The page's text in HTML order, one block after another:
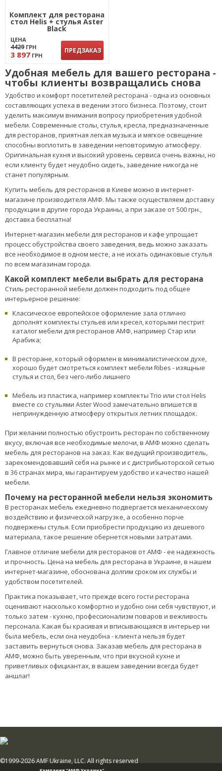
Комплект для ресторана
стол Helis + стулья Aster
Black
ЦЕНА
4429 ГРН
3 897 ГРН
ПРЕДЗАКАЗ
Удобная мебель для вашего ресторана -
чтобы клиенты возвращались снова
Удобство и комфорт посетителей ресторана - одна из основных
составляющих успеха в ведении этого бизнеса. Поэтому, стоит
уделить максимум внимания вопросу приобретения удобной
мебели. Современные столы, стулья, кресла, предназначенные
для ресторанов, приятная легкая музыка и мягкое освещение
способны воплотить в заведении неповторимую атмосферу.
Оригинальная кухня и высокий уровень сервиса очень важны, но
если клиенту будет неудобно сидеть, заведение никогда не
станет популярным.
Купить мебель для ресторанов в Киеве можно в интернет-
магазине производителя АМФ. Мы также осуществляем доставку
продукции в другие города Украины, а при заказе от 500 грн.,
доставка бесплатна!
Интернет-магазин мебели для ресторанов и кафе упрощает
процесс обустройства своего заведения, ведь можно заказать
все необходимое в одном месте, а не искать одинаковые стулья
по всем магазинам города.
Какой комплект мебели выбрать для ресторана
Стиль ресторанной мебели должен подходить под общее
интерьерное решение:
Классическое европейское оформление зала отлично
дополнят комплекты стульев или кресел, которыми пестрит
каталог мебели для ресторанов АМФ, например Стар или
Арабика;
В ресторане, который оформлен в минималистическом духе,
хорошо будет смотреться комплект мебели Ribes - изящные
стулья и стол, без чего-либо лишнего
Мебель из пластика, например комплекты Trio или стол Helis
вместе со стульями Aster Wood замечательно впишется в
непринужденную атмосферу открытых летних площадок.
При желании полностью обустроить ресторан по собственному
вкусу, включая все необходимые мелочи, в АМФ можно сделать
мебель для ресторанов на заказ. Как ведущий производитель,
зарекомендовавший себя на рынке и с дистрибьюторской сетью
в 36 странах мира, мы гарантируем удобство и качество нашей
мебели.
Почему на ресторанной мебели нельзя экономить
В ресторанах мебель ежедневно подвергается механическому
воздействию и физической нагрузке, а особенно порче
подвержены стулья. Если приобрести продукцию из дешевого
материала, такое решение обернется новыми затратами.
Главное отличие мебели для ресторанов от АМФ - ее надежность
и прочность. Цена на мебель для ресторана в Украине, в нашем
интернет-магазине, обоснована долгим сроком их службы и
удобством посетителей.
Практика показывает, что прежде всего гости ресторана
оценивают насколько комфортно и удобно они себя чувствуют, и
только затем - кухню, профессионализм поваров и вежливость
персонала. Какая бы красивая и вписывающаяся в интерьер ни
была мебель, если она неудобна - клиента нельзя будет
заставить вернуться снова. Заказав мебель для ресторана в
АМФ, можно быть уверенным, что при вкусной кухне и
приветливых официантах, в вашем заведении всегда будет
аншлаг!
©1999-2026 AMF Ukraine, LLC. All rights reserved